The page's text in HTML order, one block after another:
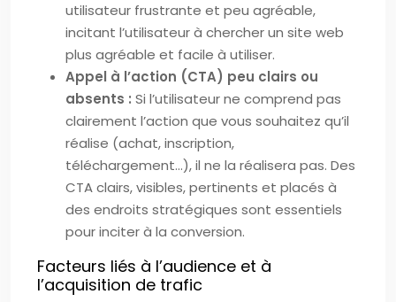
utilisateur frustrante et peu agréable,
incitant l’utilisateur à chercher un site web
plus agréable et facile à utiliser.
Appel à l’action (CTA) peu clairs ou
absents : Si l’utilisateur ne comprend pas
clairement l’action que vous souhaitez qu’il
réalise (achat, inscription,
téléchargement…), il ne la réalisera pas. Des
CTA clairs, visibles, pertinents et placés à
des endroits stratégiques sont essentiels
pour inciter à la conversion.
Facteurs liés à l’audience et à
l’acquisition de trafic